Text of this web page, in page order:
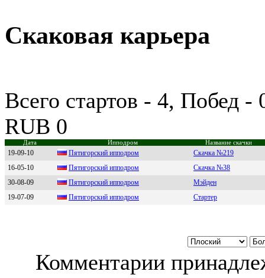
Скаковая карьера
Всего стартов - 4, Побед
RUB 0
Дата Ипподром Название скачки
19-09-10 Пятигoрский иппoдрoм
Скачка №219
16-05-10
Пятигоpский ипподpом
Скачка №38
30-08-09
Пятигoрский иппoдрoм
Мэйден
19-07-09
Пятигopcкий иппoдpoм Стартер
Комментарии